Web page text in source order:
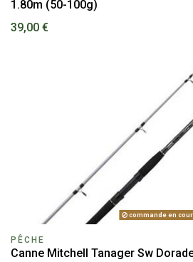
1.80m (50-100g)
39,00 €
commande en
PÊCHE
Canne Mitchell Tanager Sw